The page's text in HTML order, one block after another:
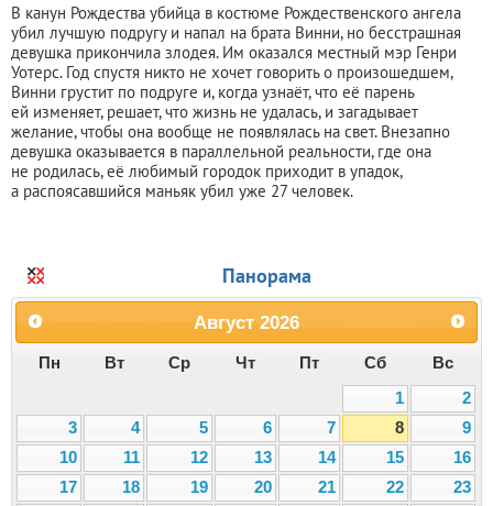
В канун Рождества убийца в костюме Рождественского ангела
убил лучшую подругу и напал на брата Винни, но бесстрашная
девушка прикончила злодея. Им оказался местный мэр Генри
Уотерс. Год спустя никто не хочет говорить о произошедшем,
Винни грустит по подруге и, когда узнаёт, что её парень
ей изменяет, решает, что жизнь не удалась, и загадывает
желание, чтобы она вообще не появлялась на свет. Внезапно
девушка оказывается в параллельной реальности, где она
не родилась, её любимый городок приходит в упадок,
а распоясавшийся маньяк убил уже 27 человек.
Панорама
Август 2026
Пн Вт Ср Чт Пт Сб
Вс
1
2
3
4 5 6 7 8
9
10
11 12 13 14 15
16
17
18 19 20 21 22
23